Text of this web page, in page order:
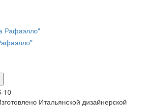
10
Итальянской дизайнерской